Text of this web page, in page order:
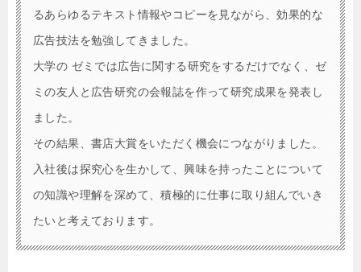
るあらゆるテキスト情報やコピーを見ながら、効果的な
広告技法を勉強してきました。
大学の ゼミでは広告に関する研究をするだけでなく、ゼ
ミの友人と広告研究の会報誌を作って研究成果を発表し
ました。
その結果、書店大賞をいただく機会につながりました。
入社後は探究心を生かして、興味を持ったことについて
の知識や理解を深めて、積極的に仕事に取り組んでいき
たいと考えております。